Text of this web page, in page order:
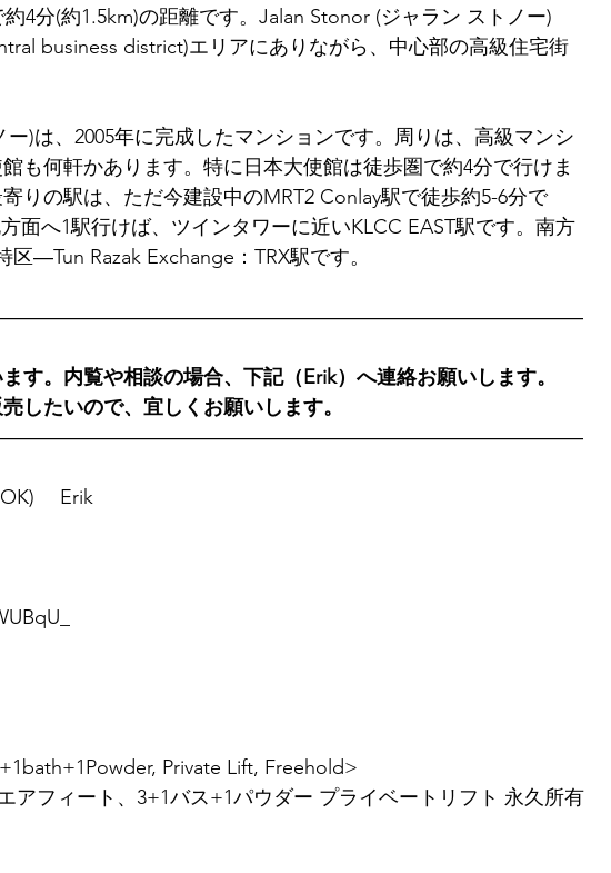
4分(約1.5km)の距離です。Jalan Stonor (ジャラン ストノー)
business district)エリアにありながら、中心部の高級住宅街
ー)は、2005年に完成したマンションです。周りは、高級マンシ
も何軒かあります。特に日本大使館は徒歩圏で約4分で行けま
りの駅は、ただ今建設中のMRT2 Conlay駅で徒歩約5-6分で
面へ1駅行けば、ツインタワーに近いKLCC EAST駅です。南方
―Tun Razak Exchange：TRX駅です。
す。内覧や相談の場合、下記（Erik）へ連絡お願いします。
したいので、宜しくお願いします。
　Erik
Private Lift, Freehold>
アフィート、3+1バス+1パウダー プライベートリフト 永久所有